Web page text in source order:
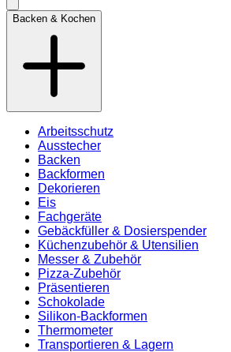
Backen & Kochen
Arbeitsschutz
Ausstecher
Backen
Backformen
Dekorieren
Eis
Fachgeräte
Gebäckfüller & Dosierspender
Küchenzubehör & Utensilien
Messer & Zubehör
Pizza-Zubehör
Präsentieren
Schokolade
Silikon-Backformen
Thermometer
Transportieren & Lagern